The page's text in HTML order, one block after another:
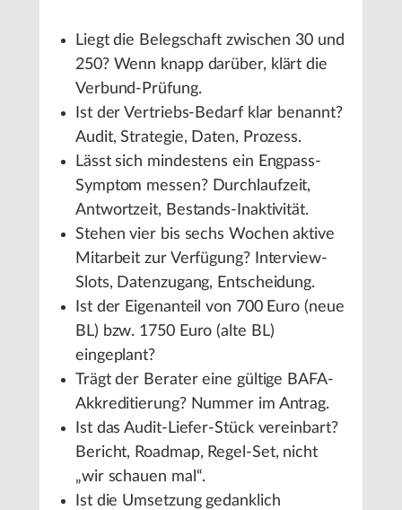
Liegt die Belegschaft zwischen 30 und
250? Wenn knapp darüber, klärt die
Verbund-Prüfung.
Ist der Vertriebs-Bedarf klar benannt?
Audit, Strategie, Daten, Prozess.
Lässt sich mindestens ein Engpass-
Symptom messen? Durchlaufzeit,
Antwortzeit, Bestands-Inaktivität.
Stehen vier bis sechs Wochen aktive
Mitarbeit zur Verfügung? Interview-
Slots, Datenzugang, Entscheidung.
Ist der Eigenanteil von 700 Euro (neue
BL) bzw. 1750 Euro (alte BL)
eingeplant?
Trägt der Berater eine gültige BAFA-
Akkreditierung? Nummer im Antrag.
Ist das Audit-Liefer-Stück vereinbart?
Bericht, Roadmap, Regel-Set, nicht
„wir schauen mal“.
Ist die Umsetzung gedanklich